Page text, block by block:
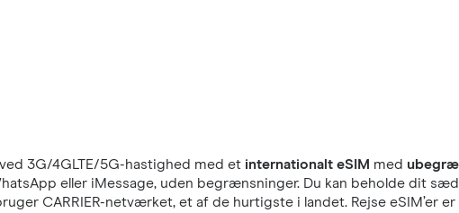
ved 3G/4GLTE/5G-hastighed med et internationalt eSIM med
eller iMessage, uden begrænsninger. Du kan beholde dit
CARRIER-netværket, et af de hurtigste i landet. Rejse eSIM’er